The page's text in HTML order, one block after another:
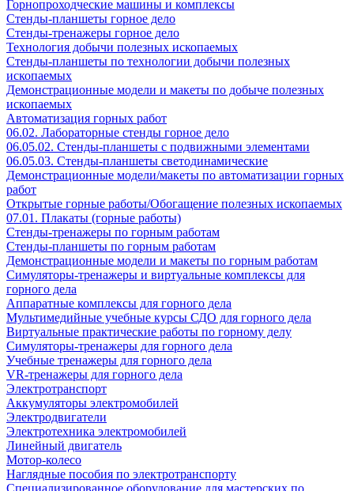
Горнопроходческие машины и комплексы
Стенды-планшеты горное дело
Стенды-тренажеры горное дело
Технология добычи полезных ископаемых
Стенды-планшеты по технологии добычи полезных
ископаемых
Демонстрационные модели и макеты по добыче полезных
ископаемых
Автоматизация горных работ
06.02. Лабораторные стенды горное дело
06.05.02. Стенды-планшеты с подвижными элементами
06.05.03. Стенды-планшеты светодинамические
Демонстрационные модели/макеты по автоматизации горных
работ
Открытые горные работы/Обогащение полезных ископаемых
07.01. Плакаты (горные работы)
Стенды-тренажеры по горным работам
Стенды-планшеты по горным работам
Демонстрационные модели и макеты по горным работам
Симуляторы-тренажеры и виртуальные комплексы для
горного дела
Аппаратные комплексы для горного дела
Мультимедийные учебные курсы СДО для горного дела
Виртуальные практические работы по горному делу
Симуляторы-тренажеры для горного дела
Учебные тренажеры для горного дела
VR-тренажеры для горного дела
Электротранспорт
Аккумуляторы электромобилей
Электродвигатели
Электротехника электромобилей
Линейный двигатель
Мотор-колесо
Наглядные пособия по электротранспорту
Специализированное оборудование для мастерских по